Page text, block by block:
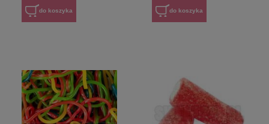
do koszyka do koszyka